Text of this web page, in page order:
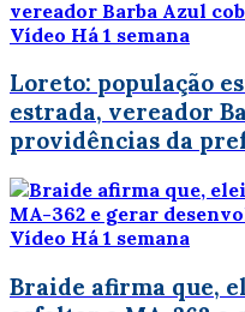
Vídeo Há 1 semana
Loreto: população
estrada, vereador
providências da
Vídeo Há 1 semana
Braide afirma que,